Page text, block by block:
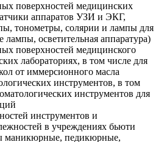
поверхностей медицинских
аппаратов УЗИ и ЭКГ,
тонометры, солярии и лампы для
лампы, осветительная аппаратура)
поверхностей медицинского
лабораториях, в том числе для
от иммерсионного масла
инструментов, в том
инструментов для
инструментов и
в учреждениях бьюти
маникюрные, педикюрные,